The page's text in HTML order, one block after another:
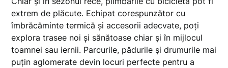
extrem de plăcute. Echipat corespunzător cu
îmbrăcăminte termică și accesorii adecvate, poți
explora trasee noi și sănătoase chiar și în mijlocul
toamnei sau iernii. Parcurile, pădurile și drumurile mai
puțin aglomerate devin locuri perfecte pentru a